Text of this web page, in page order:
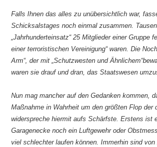
Falls Ihnen das alles zu unübersichtlich war,
Schicksalstages noch einmal zusammen.
„Jahrhunderteinsatz“ 25 Mitglieder einer Gruppe
einer terroristischen Vereinigung“ waren. Die
Arm“, der mit „Schutzwesten und
waren sie drauf und dran, das Staatswesen
Nun mag mancher auf den Gedanken kommen,
Maßnahme in Wahrheit um den größten Flop
widerspreche hiermit aufs Schärfste. Erstens ist
Garagenecke noch ein Luftgewehr oder
viel schlechter laufen können. Immerhin sind